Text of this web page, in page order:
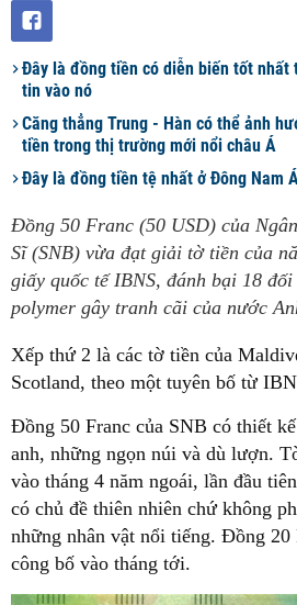
Đây là đồng tiền có diễn biến tốt nhất
tin vào nó
Căng thẳng Trung - Hàn có thể ảnh
tiền trong thị trường mới nổi châu Á
Đây là đồng tiền tệ nhất ở Đông Nam
Đồng 50 Franc (50 USD) của
Sĩ (SNB) vừa đạt giải tờ tiền của
giấy quốc tế IBNS, đánh bại 18
polymer gây tranh cãi của nước
Xếp thứ 2 là các tờ tiền của
Scotland, theo một tuyên bố từ
Đồng 50 Franc của SNB có thiết
anh, những ngọn núi và dù lượn.
vào tháng 4 năm ngoái, lần đầu
có chủ đề thiên nhiên chứ không
những nhân vật nổi tiếng. Đồng 20
công bố vào tháng tới.